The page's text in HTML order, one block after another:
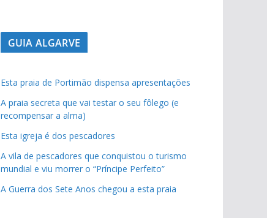
GUIA ALGARVE
Esta praia de Portimão dispensa apresentações
A praia secreta que vai testar o seu fôlego (e
recompensar a alma)
Esta igreja é dos pescadores
A vila de pescadores que conquistou o turismo
mundial e viu morrer o “Príncipe Perfeito”
A Guerra dos Sete Anos chegou a esta praia